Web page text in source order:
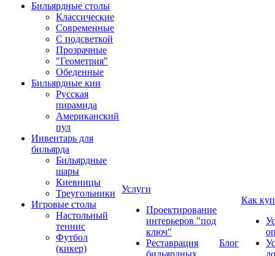
Бильярдные столы
Классические
Современные
С подсветкой
Прозрачные
"Геометрия"
Обеденные
Бильярдные кии
Русская
пирамида
Американский
пул
Инвентарь для
бильярда
Бильярдные
шары
Киевницы
Треугольники
Игровые столы
Настольный
теннис
Футбол
(кикер)
Услуги
Проектирование
интерьеров "под
ключ"
Реставрация
бильярдных
Блог
Как